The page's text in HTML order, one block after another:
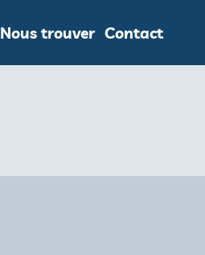
Nous trouver Contact